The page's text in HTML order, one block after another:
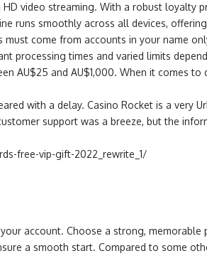
video streaming. With a robust loyalty
runs smoothly across all devices,
come from accounts in your name
processing times and varied limits
AU$25 and AU$1,000. When it comes
with a delay. Casino Rocket is a very
support was a breeze, but the
free-vip-gift-2022_rewrite_1/
account. Choose a strong,
a smooth start. Compared to some